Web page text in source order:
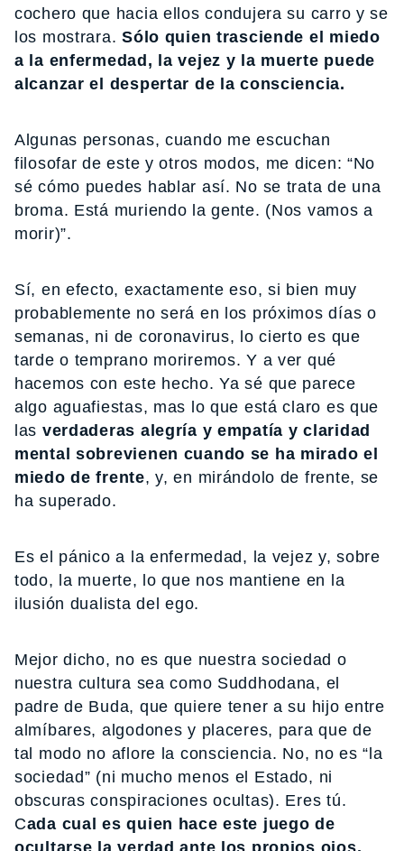
cochero que hacia ellos condujera su carro y se
los mostrara.Sólo quien trasciende el miedo
a la enfermedad, la vejez y la muerte puede
alcanzar el despertar de la consciencia.
Algunas personas, cuando me escuchan
filosofar de este y otros modos, me dicen: “No
sé cómo puedes hablar así. No se trata de una
broma. Está muriendo la gente. (Nos vamos a
morir)”.
Sí, en efecto, exactamente eso, si bien muy
probablemente no será en los próximos días o
semanas, ni de coronavirus, lo cierto es que
tarde o temprano moriremos. Y a ver qué
hacemos con este hecho. Ya sé que parece
algo aguafiestas, mas lo que está claro es que
las verdaderas alegría y empatía y claridad
mental sobrevienen cuando se ha mirado el
miedo de frente, y, en mirándolo de frente, se
ha superado.
Es el pánico a la enfermedad, la vejez y, sobre
todo, la muerte, lo que nos mantiene en la
ilusión dualista del ego.
Mejor dicho, no es que nuestra sociedad o
nuestra cultura sea como Suddhodana, el
padre de Buda, que quiere tener a su hijo entre
almíbares, algodones y placeres, para que de
tal modo no aflore la consciencia. No, no es “la
sociedad” (ni mucho menos el Estado, ni
obscuras conspiraciones ocultas). Eres tú.
Cada cual es quien hace este juego de
ocultarse la verdad ante los propios ojos.